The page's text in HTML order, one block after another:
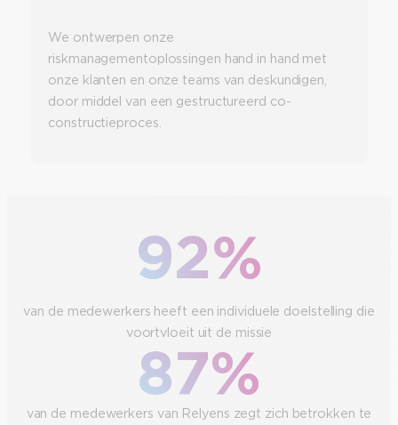
We ontwerpen onze
riskmanagementoplossingen hand in hand met
onze klanten en onze teams van deskundigen,
door middel van een gestructureerd co-
constructieproces.
92%
van de medewerkers heeft een individuele doelstelling die
voortvloeit uit de missie
87%
van de medewerkers van Relyens zegt zich betrokken te